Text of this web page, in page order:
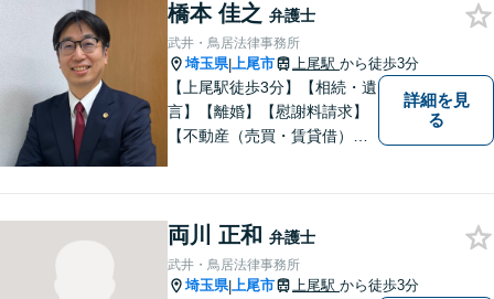
に無料相談を時間を区切らず
に設けております。ぜひ、お
気軽にご相談ください。
橋本 佳之 弁護士
武井・鳥居法律事務所
埼玉県|上尾市 上尾駅 から徒歩3分
【上尾駅徒歩3分】【相続・遺
言】【離婚】【慰謝料請求】
【不動産（売買・賃貸借）】
詳細を見
る
両川 正和 弁護士
武井・鳥居法律事務所
埼玉県|上尾市 上尾駅 から徒歩3分